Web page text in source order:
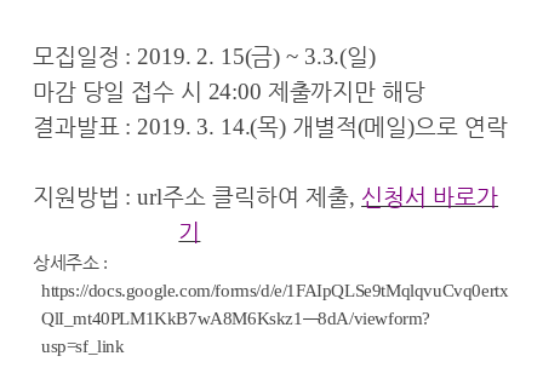
모집일정 : 2019. 2. 15(금) ~ 3.3.(일)
마감 당일 접수 시 24:00 제출까지만 해당
결과발표 : 2019. 3. 14.(목) 개별적(메일)으로 연락
지원방법 :url주소 클릭하여 제출, 신청서 바로가
기
상세주소 :
https://docs.google.com/forms/d/e/1FAIpQLSe9tMqlqvuCvq0ertx
QlI_mt40PLM1KkB7wA8M6Kskz1—8dA/viewform?
usp=sf_link